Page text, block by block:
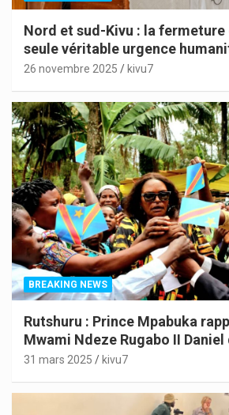
Nord et sud-Kivu : la fermeture
seule véritable urgence
26 novembre 2025 kivu7
BREAKING NEWS
Rutshuru : Prince Mpabuka
Mwami Ndeze Rugabo II Daniel
de l’Indépendance du Congo
31 mars 2025 kivu7